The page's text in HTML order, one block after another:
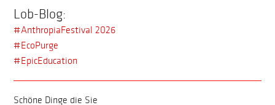
Lob-Blog:
#AnthropiaFestival 2026
#EcoPurge
#EpicEducation
Schöne Dinge die Sie